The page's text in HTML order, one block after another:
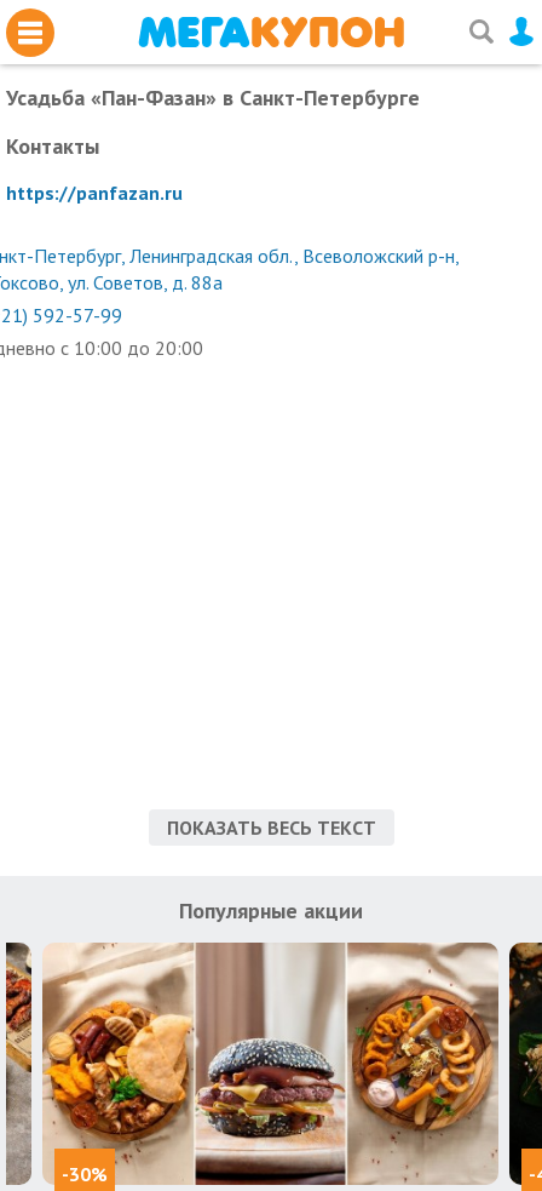
Усадьба «Пан-Фазан» в Санкт-Петербурге
Контакты
https://panfazan.ru
Петербург, Ленинградская обл., Всеволожский р-н,
ул. Советов, д. 88а
592-57-99
с 10:00 до 20:00
ПОКАЗАТЬ ВЕСЬ ТЕКСТ
Популярные акции
-30%
-